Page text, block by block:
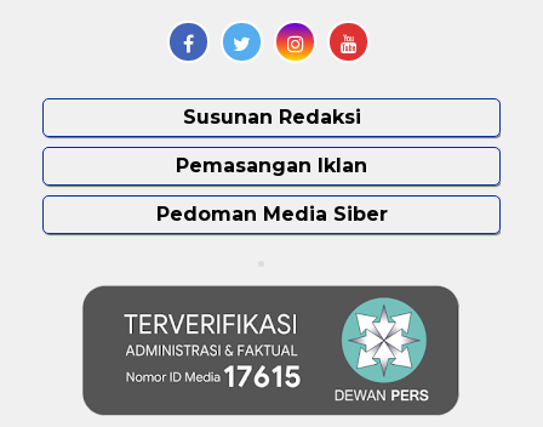
Susunan Redaksi
Pemasangan Iklan
Pedoman Media Siber